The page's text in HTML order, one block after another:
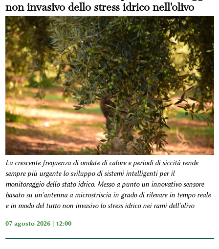
non invasivo dello stress idrico nell'olivo
La crescente frequenza di ondate di calore e periodi di siccità rende
sempre più urgente lo sviluppo di sistemi intelligenti per il
monitoraggio dello stato idrico. Messo a punto un innovativo sensore
basato su un'antenna a microstriscia in grado di rilevare in tempo reale
e in modo del tutto non invasivo lo stress idrico nei rami dell'olivo
07 agosto 2026 | 12:00